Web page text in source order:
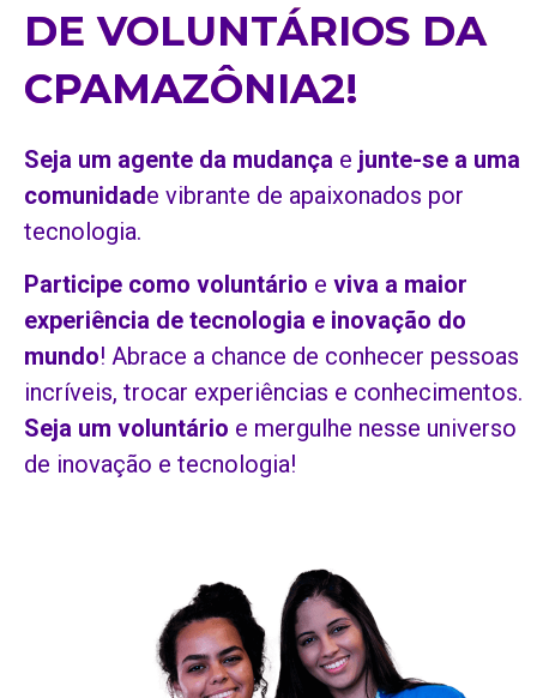
DE VOLUNTÁRIOS DA
CPAMAZÔNIA2!
Seja um agente da mudança e junte-se a uma
comunidade vibrante de apaixonados por
tecnologia.
Participe como voluntário e viva a maior
experiência de tecnologia e inovação do
mundo! Abrace a chance de conhecer pessoas
incríveis, trocar experiências e conhecimentos.
Seja um voluntário e mergulhe nesse universo
de inovação e tecnologia!